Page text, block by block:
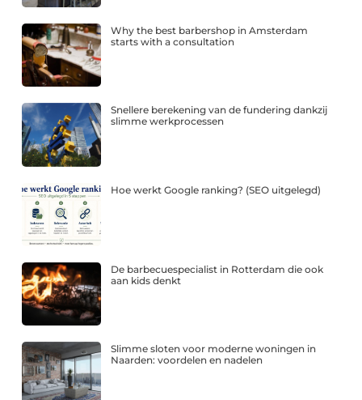
Why the best barbershop in Amsterdam
starts with a consultation
Snellere berekening van de fundering dankzij
slimme werkprocessen
Hoe werkt Google ranking? (SEO uitgelegd)
De barbecuespecialist in Rotterdam die ook
aan kids denkt
Slimme sloten voor moderne woningen in
Naarden: voordelen en nadelen